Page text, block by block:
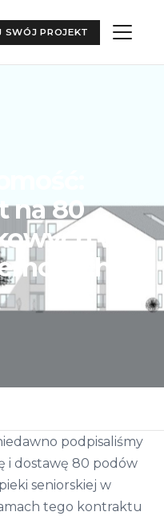
SWÓJ PROJEKT
na 80
w
podpisaliśmy
i dostawę 80 podów
seniorskiej w
tego kontraktu